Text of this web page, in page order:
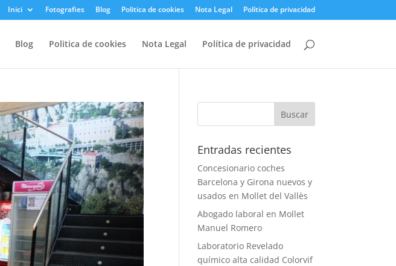
Inici Fotografies Blog Politica de cookies Nota Legal Política de privacidad
Blog Politica de cookies Nota Legal Política de privacidad
Entradas recientes
Concesionario coches
Barcelona y Girona nuevos y
usados en Mollet del Vallès
Abogado laboral en Mollet
Manuel Romero
Laboratorio Revelado
químico alta calidad Colorvif